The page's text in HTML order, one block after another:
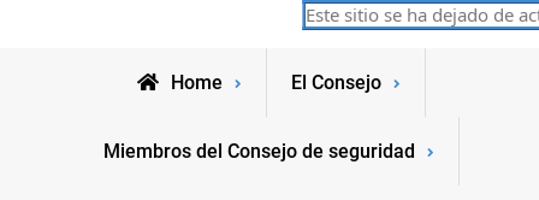
Consejo de Seguridad de las
Naciones Unidas
Este sitio se ha dejado de
Home El Consejo
Miembros del Consejo de seguridad